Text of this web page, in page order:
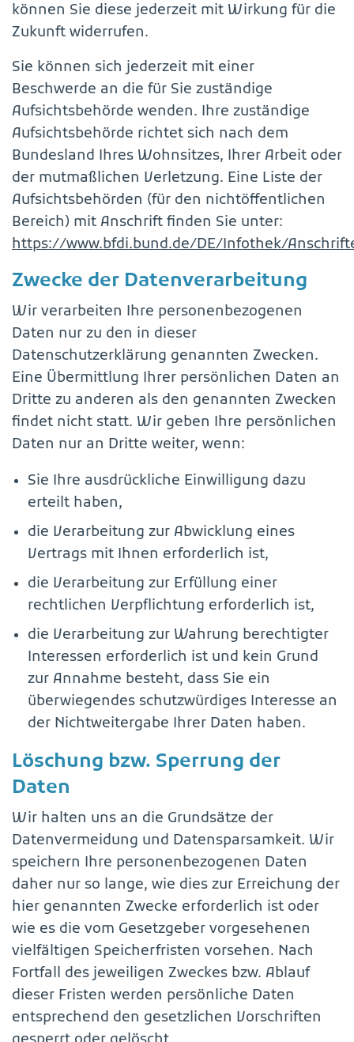
können Sie diese jederzeit mit Wirkung für die
Zukunft widerrufen.
Sie können sich jederzeit mit einer
Beschwerde an die für Sie zuständige
Aufsichtsbehörde wenden. Ihre zuständige
Aufsichtsbehörde richtet sich nach dem
Bundesland Ihres Wohnsitzes, Ihrer Arbeit oder
der mutmaßlichen Verletzung. Eine Liste der
Aufsichtsbehörden (für den nichtöffentlichen
Bereich) mit Anschrift finden Sie unter:
https://www.bfdi.bund.de/DE/Infothek/
Zwecke der Datenverarbeitung
Wir verarbeiten Ihre personenbezogenen
Daten nur zu den in dieser
Datenschutzerklärung genannten Zwecken.
Eine Übermittlung Ihrer persönlichen Daten an
Dritte zu anderen als den genannten Zwecken
findet nicht statt. Wir geben Ihre persönlichen
Daten nur an Dritte weiter, wenn:
Sie Ihre ausdrückliche Einwilligung dazu
erteilt haben,
die Verarbeitung zur Abwicklung eines
Vertrags mit Ihnen erforderlich ist,
die Verarbeitung zur Erfüllung einer
rechtlichen Verpflichtung erforderlich ist,
die Verarbeitung zur Wahrung berechtigter
Interessen erforderlich ist und kein Grund
zur Annahme besteht, dass Sie ein
überwiegendes schutzwürdiges Interesse an
der Nichtweitergabe Ihrer Daten haben.
Löschung bzw. Sperrung der
Daten
Wir halten uns an die Grundsätze der
Datenvermeidung und Datensparsamkeit. Wir
speichern Ihre personenbezogenen Daten
daher nur so lange, wie dies zur Erreichung der
hier genannten Zwecke erforderlich ist oder
wie es die vom Gesetzgeber vorgesehenen
vielfältigen Speicherfristen vorsehen. Nach
Fortfall des jeweiligen Zweckes bzw. Ablauf
dieser Fristen werden persönliche Daten
entsprechend den gesetzlichen Vorschriften